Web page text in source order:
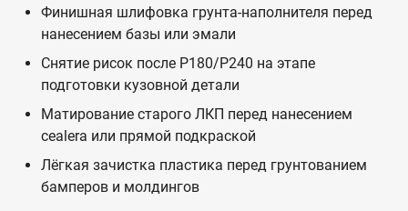
Финишная шлифовка грунта-наполнителя перед
нанесением базы или эмали
Снятие рисок после Р180/Р240 на этапе
подготовки кузовной детали
Матирование старого ЛКП перед нанесением
сealera или прямой подкраской
Лёгкая зачистка пластика перед грунтованием
бамперов и молдингов